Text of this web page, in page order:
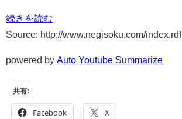
続きを読む
Source: http://www.negisoku.com/index.rdf
powered by Auto Youtube Summarize
共有:
Facebook X